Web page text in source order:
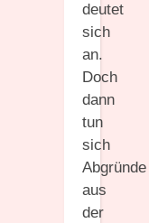
deutet
sich
an.
Doch
dann
tun
sich
Abgründe
aus
der